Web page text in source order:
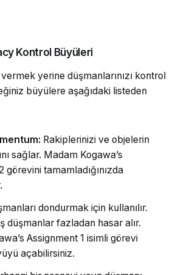
Kontrol Büyüleri
yerine düşmanlarınızı kontrol
büyülere aşağıdaki listeden
Rakiplerinizi ve objelerin
sağlar. Madam Kogawa’s
görevini tamamladığınızda
dondurmak için kullanılır.
düşmanlar fazladan hasar alır.
Assignment 1 isimli görevi
açabilirsiniz.